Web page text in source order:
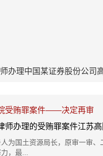
受贿罪案件——决定再审
师办理的受贿罪案件江苏
为国土资源局长，原审一审
，最...